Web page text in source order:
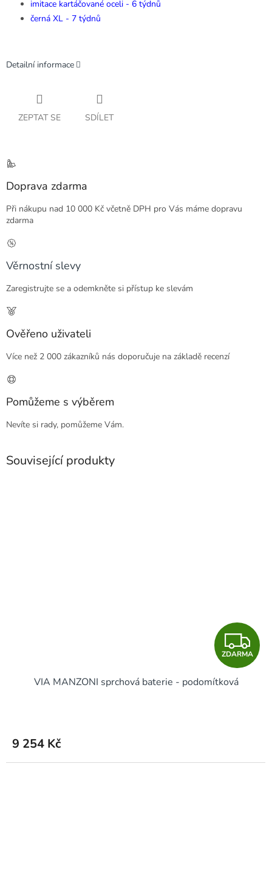
imitace kartáčované oceli - 6 týdnů
černá XL - 7 týdnů
Detailní informace
ZEPTAT SE SDÍLET
Doprava zdarma
Při nákupu nad 10 000 Kč včetně DPH pro Vás máme dopravu
zdarma
Věrnostní slevy
Zaregistrujte se a odemkněte si přístup ke slevám
Ověřeno uživateli
Více než 2 000 zákazníků nás doporučuje na základě recenzí
Pomůžeme s výběrem
Nevíte si rady, pomůžeme Vám.
Související produkty
Z
D
A
ZDARMA
VIA MANZONI sprchová baterie - podomítková
9 254 Kč